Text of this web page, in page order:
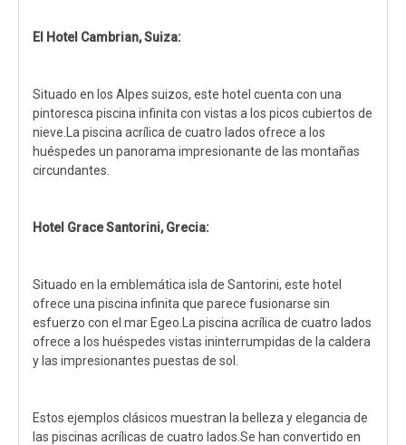
El Hotel Cambrian, Suiza:
Situado en los Alpes suizos, este hotel cuenta con una
pintoresca piscina infinita con vistas a los picos cubiertos de
nieve.La piscina acrílica de cuatro lados ofrece a los
huéspedes un panorama impresionante de las montañas
circundantes.
Hotel Grace Santorini, Grecia:
Situado en la emblemática isla de Santorini, este hotel
ofrece una piscina infinita que parece fusionarse sin
esfuerzo con el mar Egeo.La piscina acrílica de cuatro lados
ofrece a los huéspedes vistas ininterrumpidas de la caldera
y las impresionantes puestas de sol.
Estos ejemplos clásicos muestran la belleza y elegancia de
las piscinas acrílicas de cuatro lados.Se han convertido en